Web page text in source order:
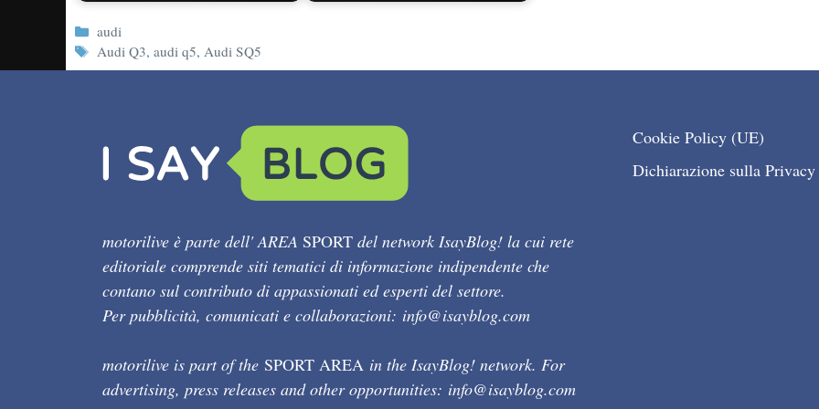
Categorie
audi
Tag
Audi Q3,audi q5,Audi SQ5
motorilive è parte dell' AREA SPORT del network IsayBlog! la cui rete
editoriale comprende siti tematici di informazione indipendente che
contano sul contributo di appassionati ed esperti del settore.
Per pubblicità, comunicati e collaborazioni: info@isayblog.com
motorilive is part of the SPORT AREA in the IsayBlog! network. For
advertising, press releases and other opportunities: info@isayblog.com
Cookie Policy (UE)
Dichiarazione sulla